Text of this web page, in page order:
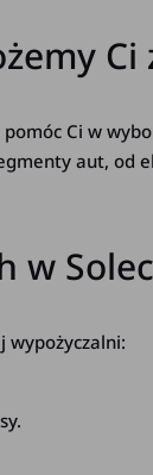
Ci w
aut, od
wypożyczalni: